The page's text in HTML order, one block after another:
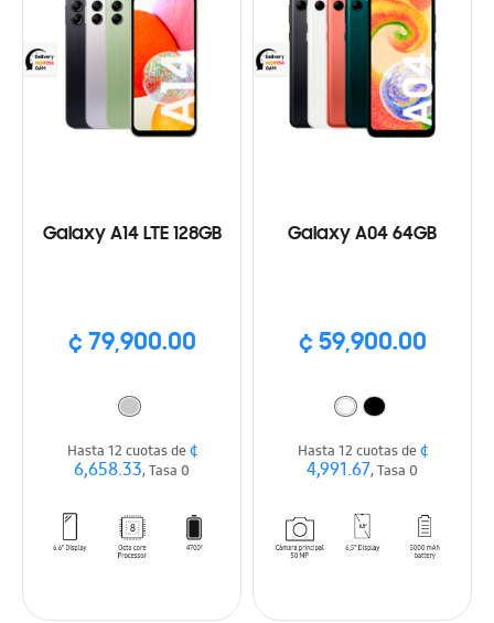
Galaxy A14 LTE 128GB
¢ 79,900.00
Hasta 12 cuotas de¢
6,658.33, Tasa 0
Galaxy A04 64GB
¢ 59,900.00
Hasta 12 cuotas de¢
4,991.67, Tasa 0